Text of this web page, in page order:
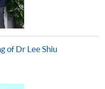
of Dr Lee Shiu